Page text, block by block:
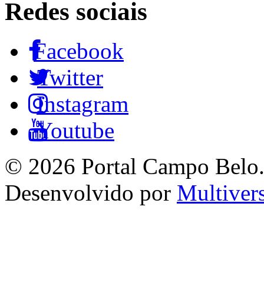
Redes sociais
Facebook
Twitter
Instagram
Youtube
© 2026 Portal Campo
Desenvolvido por